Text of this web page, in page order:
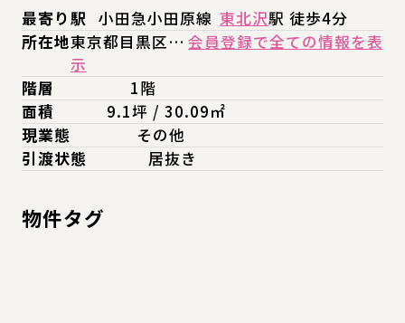
最寄り駅 小田急小田原線 東北沢駅 徒歩4分
所在地東京都目黒区… 会員登録で全ての情報を表
示
階層
1階
面積
9.1坪 / 30.09㎡
現業態
その他
引渡状態
居抜き
物件タグ